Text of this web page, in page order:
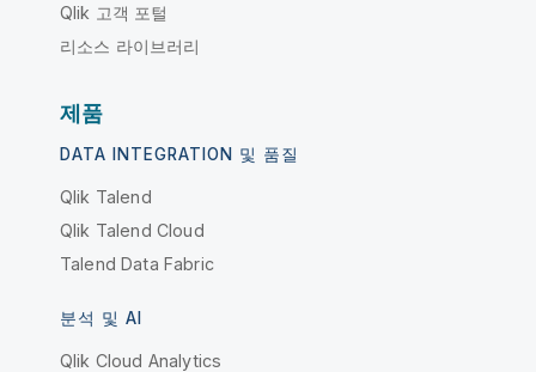
Qlik 고객 포털
리소스 라이브러리
제품
DATA INTEGRATION 및 품질
Qlik Talend
Qlik Talend Cloud
Talend Data Fabric
분석 및 AI
Qlik Cloud Analytics